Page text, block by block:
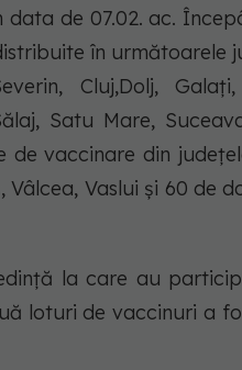
de 07.02. ac.
în următoarele
Cluj,Dolj,
Satu Mare,
de vaccinare din
Vaslui și 60 de
la care au
loturi de vaccinuri a